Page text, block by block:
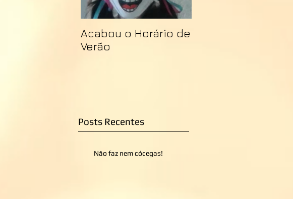
Acabou o Horário de
Verão
Posts Recentes
Não faz nem cócegas!